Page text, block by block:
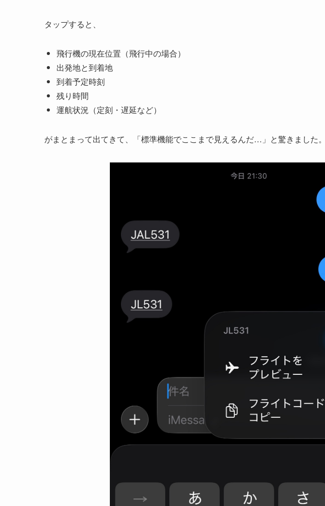
タップすると、
飛行機の現在位置（飛行中の場合）
出発地と到着地
到着予定時刻
残り時間
運航状況（定刻・遅延など）
がまとまって出てきて、「標準機能でここまで見えるんだ…」と驚きました。